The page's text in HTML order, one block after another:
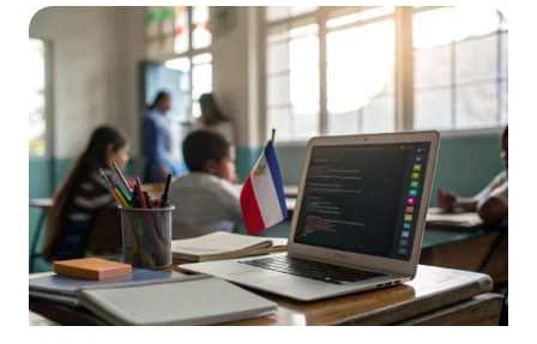
EN
PANAMÁ:
INNOVACIÓN
DESAFÍOS
DE
LA
INTELIGENCIA
ARTIFICIAL
EN
EL
SISTEMA